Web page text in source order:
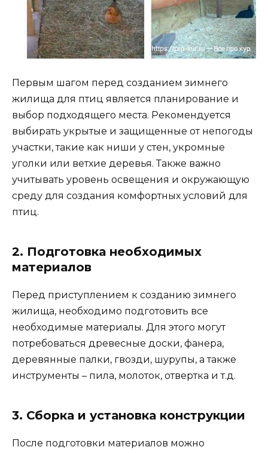
Первым шагом перед созданием зимнего
жилища для птиц является планирование и
выбор подходящего места. Рекомендуется
выбирать укрытые и защищенные от непогоды
участки, такие как ниши у стен, укромные
уголки или ветхие деревья. Также важно
учитывать уровень освещения и окружающую
среду для создания комфортных условий для
птиц.
2. Подготовка необходимых
материалов
Перед приступлением к созданию зимнего
жилища, необходимо подготовить все
необходимые материалы. Для этого могут
потребоваться древесные доски, фанера,
деревянные палки, гвозди, шурупы, а также
инструменты – пила, молоток, отвертка и т.д.
3. Сборка и установка конструкции
После подготовки материалов можно